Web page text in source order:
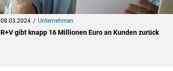
08.03.2024 Unternehmen
R+V gibt knapp 16 Millionen Euro an Kunden zurück